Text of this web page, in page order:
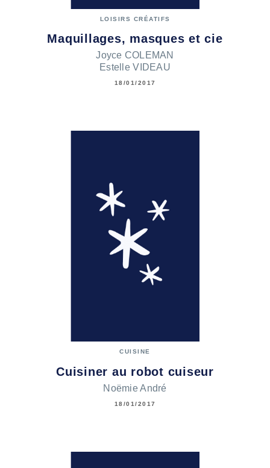
LOISIRS CRÉATIFS
Maquillages, masques et cie
Joyce COLEMAN
Estelle VIDEAU
18/01/2017
CUISINE
Cuisiner au robot cuiseur
Noëmie André
18/01/2017